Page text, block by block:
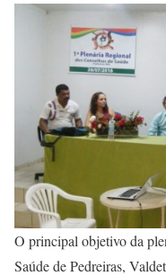
O principal objetivo da
Saúde de Pedreiras,